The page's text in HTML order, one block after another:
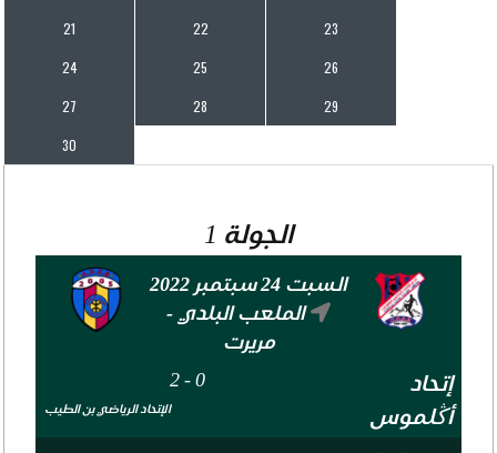
21 22 23
24 25 26
27 28 29
30
الجولة 1
السبت 24 سبتمبر 2022
الملعب البلدي -
مريرت
إتحاد
أڭلموس
0
-
2
الإتحاد الرياضي بن الطيب